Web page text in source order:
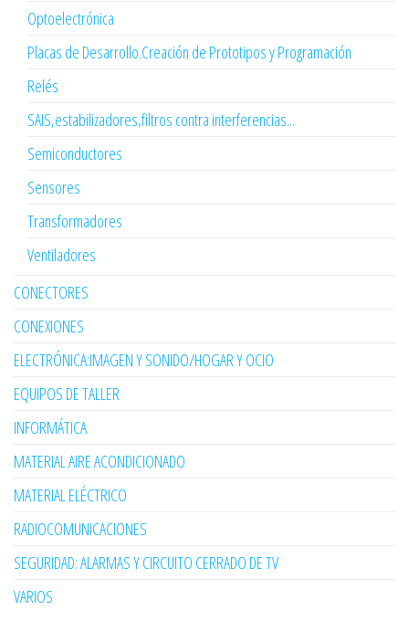
Optoelectrónica
Placas de Desarrollo.Creación de Prototipos y Programación
Relés
SAIS,estabilizadores,filtros contra interferencias...
Semiconductores
Sensores
Transformadores
Ventiladores
CONECTORES
CONEXIONES
ELECTRÓNICA:IMAGEN Y SONIDO/HOGAR Y OCIO
EQUIPOS DE TALLER
INFORMÁTICA
MATERIAL AIRE ACONDICIONADO
MATERIAL ELÉCTRICO
RADIOCOMUNICACIONES
SEGURIDAD: ALARMAS Y CIRCUITO CERRADO DE TV
VARIOS